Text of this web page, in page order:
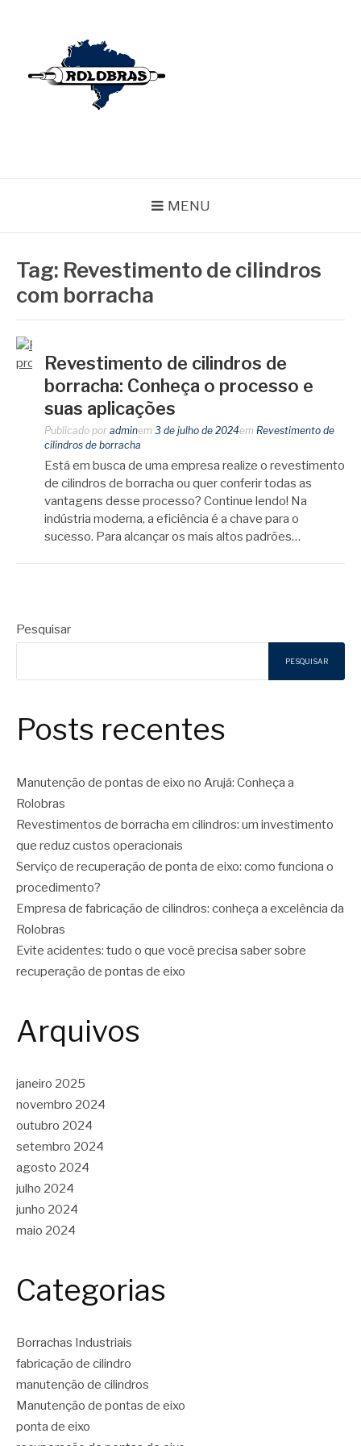
MENU
Tag: Revestimento de cilindros
com borracha
Revestimento de cilindros de
borracha: Conheça o processo e
suas aplicações
Publicado por adminem 3 de julho de 2024em Revestimento de
cilindros de borracha
Está em busca de uma empresa realize o revestimento
de cilindros de borracha ou quer conferir todas as
vantagens desse processo? Continue lendo! Na
indústria moderna, a eficiência é a chave para o
sucesso. Para alcançar os mais altos padrões…
Pesquisar
PESQUISAR
Posts recentes
Manutenção de pontas de eixo no Arujá: Conheça a
Rolobras
Revestimentos de borracha em cilindros: um investimento
que reduz custos operacionais
Serviço de recuperação de ponta de eixo: como funciona o
procedimento?
Empresa de fabricação de cilindros: conheça a excelência da
Rolobras
Evite acidentes: tudo o que você precisa saber sobre
recuperação de pontas de eixo
Arquivos
janeiro 2025
novembro 2024
outubro 2024
setembro 2024
agosto 2024
julho 2024
junho 2024
maio 2024
Categorias
Borrachas Industriais
fabricação de cilindro
manutenção de cilindros
Manutenção de pontas de eixo
ponta de eixo